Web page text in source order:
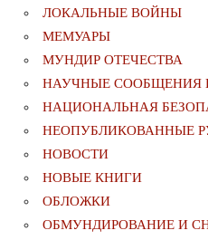
ЛОКАЛЬНЫЕ ВОЙНЫ
МЕМУАРЫ
МУНДИР ОТЕЧЕСТВА
НАУЧНЫЕ СООБЩЕНИЯ
НАЦИОНАЛЬНАЯ
НЕОПУБЛИКОВАННЫЕ
НОВОСТИ
НОВЫЕ КНИГИ
ОБЛОЖКИ
ОБМУНДИРОВАНИЕ И